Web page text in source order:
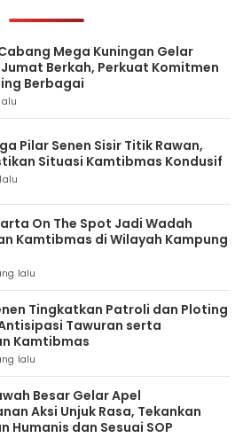
Cabang Mega Kuningan Gelar
Berkah, Perkuat Komitmen
Berbagai
Pilar Senen Sisir Titik Rawan,
Situasi Kamtibmas Kondusif
On The Spot Jadi Wadah
Kamtibmas di Wilayah Kampung
lalu
Tingkatkan Patroli dan Ploting
Tawuran serta
Kamtibmas
lalu
Besar Gelar Apel
Aksi Unjuk Rasa, Tekankan
Humanis dan Sesuai SOP